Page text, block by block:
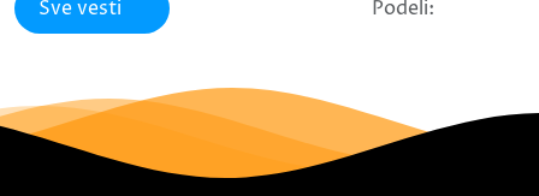
Sve vesti Podeli: